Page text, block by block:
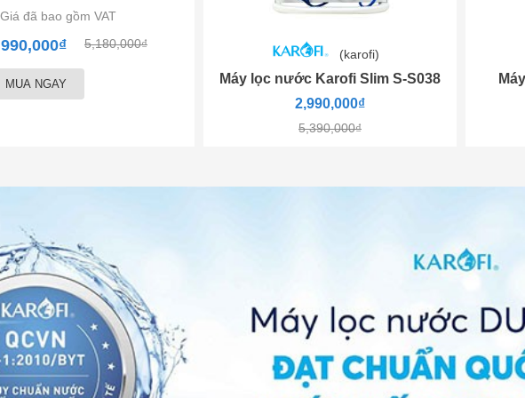
Giá đã bao gồm VAT
5,180,000₫
MUA NGAY
(karofi)
Máy lọc nước Karofi Slim S-S038
2,990,000₫
5,390,000₫